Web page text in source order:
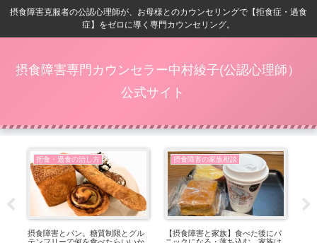
摂食障害克服者の公認心理師が、お母様とのカウンセリングで【拒食症・過食
症】をゼロに導く専門カウンセリング。
摂食障害専門カウンセラー中村綾子(公認心理師）
公式サイト
摂食障害の家族相談
【8/8~8/14】摂食障害メルマガの
摂食障害の家族相談
【摂食障害】治る時とは、優先順